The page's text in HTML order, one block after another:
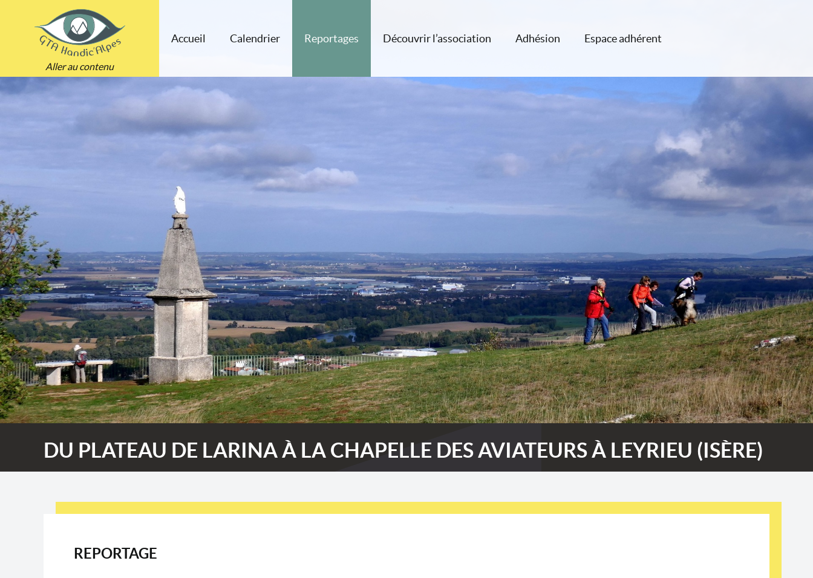
Aller au contenu
Accueil Calendrier Reportages Découvrir l’association Adhésion Espace adhérent
DU PLATEAU DE LARINA À LA CHAPELLE DES AVIATEURS À LEYRIEU (ISÈRE)
REPORTAGE